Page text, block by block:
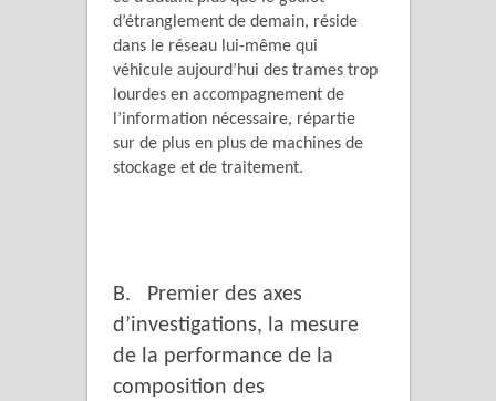
d’étranglement de demain, réside
dans le réseau lui-même qui
véhicule aujourd’hui des trames trop
lourdes en accompagnement de
l’information nécessaire, répartie
sur de plus en plus de machines de
stockage et de traitement.
B. Premier des axes
d’investigations, la mesure
de la performance de la
composition des